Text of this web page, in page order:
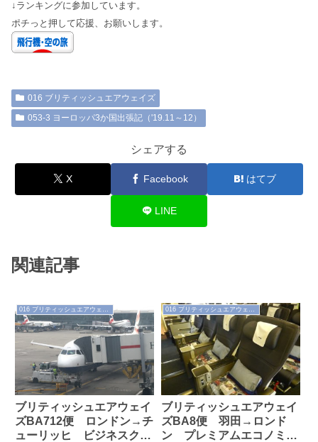
↓ランキングに参加しています。
ポチっと押して応援、お願いします。
016 ブリティッシュエアウェイズ
053-3 ヨーロッパ3か国出張記（'19.11～12）
シェアする
X Facebook はてブ
LINE
関連記事
ブリティッシュエアウェイ
ズBA712便 ロンドン→チ
ューリッヒ ビジネスクラ
ブリティッシュエアウェイ
ズBA8便 羽田→ロンド
ン プレミアムエコノミー